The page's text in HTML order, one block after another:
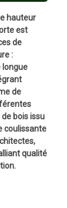
hauteur
est
de
:
longue
de
bois issu
coulissante
qualité